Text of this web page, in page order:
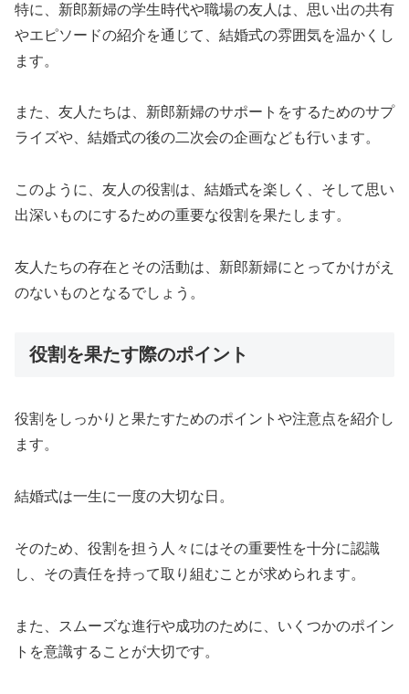
特に、新郎新婦の学生時代や職場の友人は、思い出の共有
やエピソードの紹介を通じて、結婚式の雰囲気を温かくし
ます。
また、友人たちは、新郎新婦のサポートをするためのサプ
ライズや、結婚式の後の二次会の企画なども行います。
このように、友人の役割は、結婚式を楽しく、そして思い
出深いものにするための重要な役割を果たします。
友人たちの存在とその活動は、新郎新婦にとってかけがえ
のないものとなるでしょう。
役割を果たす際のポイント
役割をしっかりと果たすためのポイントや注意点を紹介し
ます。
結婚式は一生に一度の大切な日。
そのため、役割を担う人々にはその重要性を十分に認識
し、その責任を持って取り組むことが求められます。
また、スムーズな進行や成功のために、いくつかのポイン
トを意識することが大切です。